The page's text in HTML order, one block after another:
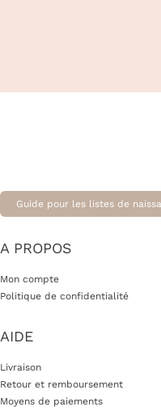
Guide pour les listes de
A PROPOS
Mon compte
Politique de confidentialité
AIDE
Livraison
Retour et remboursement
Moyens de paiements